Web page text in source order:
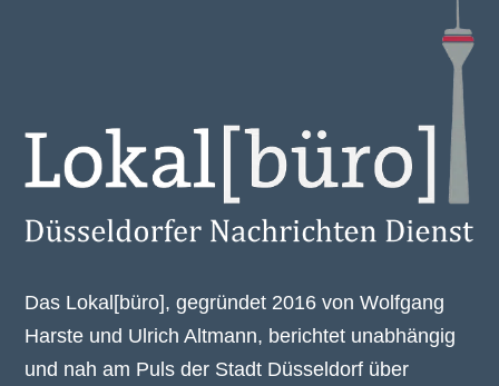
Das Lokal[büro], gegründet 2016 von Wolfgang
Harste und Ulrich Altmann, berichtet unabhängig
und nah am Puls der Stadt Düsseldorf über